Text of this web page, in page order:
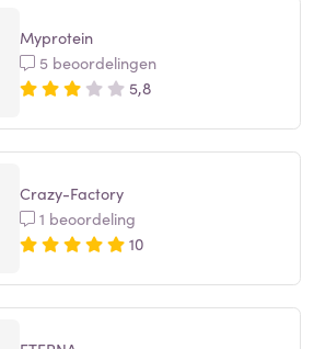
Myprotein
5 beoordelingen
5,8
Crazy-Factory
1 beoordeling
10